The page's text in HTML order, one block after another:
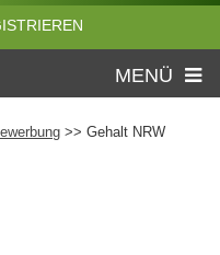
MENÜ
>> Gehalt NRW